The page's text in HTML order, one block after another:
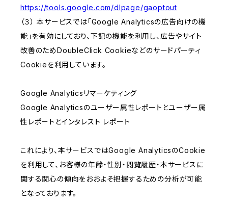
https://tools.google.com/dlpage/gaoptout
（３） 本サービスでは「Google Analyticsの広告向けの機
能」を有効にしており、下記の機能を利用し、広告やサイト
改善のためDoubleClick Cookieなどのサードパーティ
Cookieを利用しています。
Google Analyticsリマーケティング
Google Analyticsのユーザー属性レポートとユーザー属
性レポートとインタレスト レポート
これにより、本サービスではGoogle AnalyticsのCookie
を利用して、お客様の年齢・性別・閲覧履歴・本サービスに
関する関心の傾向をおおよそ把握するための分析が可能
となっております。